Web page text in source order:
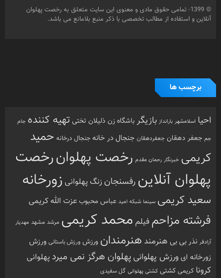
© 1399- تمامی حقوق مادی و معنوی این سایت متعلق به رخصت پهلوان
آنلاین و استفاده از مطالب تخصصی با ذکر منبع بلامانع می باشد.
برچسب ها
احیا اسلامشهر بارانداز بازیگرباشگاه زن ذلیلان تختی تهیه کننده جام
جم جعفر دهقان جعفردهقان جنجال در خانه جنجال درخانه حمید
کریمی خبرنگار رحمان مقدم رخصت پهلوانرخصت
پهلوان آنلاین رفسنجان زنگ پهلوانی زورخانه
سعید کریمی سینما شبکه امید عباس محبوبعزت الله کریمی
فرشته مزاحمفیلم محمد کریمی مرشد مشهد مهدیار
آزادفر نذر بی بی هنرمند هنرمندان ورزش ورزش باستانی ورزش
زورخانه ای ورزش پهلوانی پهلوان هرگز نمی میرد پهلوانی
کرونا کریمی کشتی کشتی پهلوانی گل سفیدی